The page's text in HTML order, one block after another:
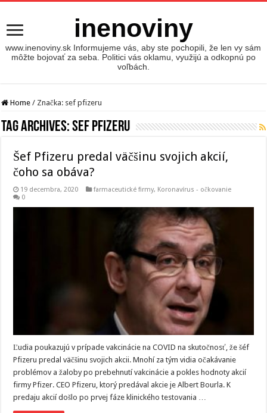
inenoviny
www.inenoviny.sk Informujeme vás, aby ste pochopili, že len vy sám
môžte bojovať za seba. Politici vás oklamu, využijú a odkopnú po
voľbách.
Home / Značka: sef pfizeru
Tag Archives:sef pfizeru
Šef Pfizeru predal väčšinu svojich akcií,
čoho sa obáva?
19 decembra, 2020 farmaceutické firmy, Koronavírus - očkovanie
0
Ľudia poukazujú v prípade vakcinácie na COVID na skutočnosť, že šéf
Pfizeru predal väčšinu svojich akcii. Mnohí za tým vidia očakávanie
problémov a žaloby po prebehnutí vakcinácie a pokles hodnoty akcií
firmy Pfizer. CEO Pfizeru, ktorý predával akcie je Albert Bourla. K
predaju akcií došlo po prvej fáze klinického testovania …